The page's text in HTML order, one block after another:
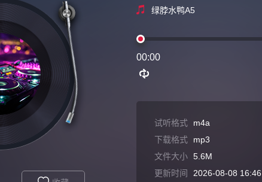
绿脖水鸭A5
00:00
试听格式 m4a
下载格式
mp3
文件大小 5.6M
更新时间
2026-08-08 16:46